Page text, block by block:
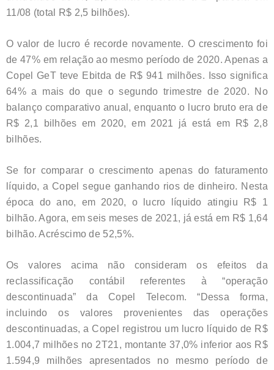
11/08 (total R$ 2,5 bilhões).
O valor de lucro é recorde novamente. O crescimento foi
de 47% em relação ao mesmo período de 2020. Apenas a
Copel GeT teve Ebitda de R$ 941 milhões. Isso significa
64% a mais do que o segundo trimestre de 2020. No
balanço comparativo anual, enquanto o lucro bruto era de
R$ 2,1 bilhões em 2020, em 2021 já está em R$ 2,8
bilhões.
Se for comparar o crescimento apenas do faturamento
líquido, a Copel segue ganhando rios de dinheiro. Nesta
época do ano, em 2020, o lucro líquido atingiu R$ 1
bilhão. Agora, em seis meses de 2021, já está em R$ 1,64
bilhão. Acréscimo de 52,5%.
Os valores acima não consideram os efeitos da
reclassificação contábil referentes à “operação
descontinuada” da Copel Telecom. “Dessa forma,
incluindo os valores provenientes das operações
descontinuadas, a Copel registrou um lucro líquido de R$
1.004,7 milhões no 2T21, montante 37,0% inferior aos R$
1.594,9 milhões apresentados no mesmo período de